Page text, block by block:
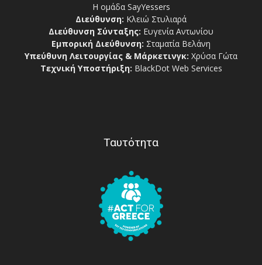
Η ομάδα SayYessers
Διεύθυνση: Κλειώ Στυλιαρά
Διεύθυνση Σύνταξης: Ευγενία Αντωνίου
Εμπορική Διεύθυνση: Σταματία Βελάνη
Υπεύθυνη Λειτουργίας & Μάρκετινγκ: Χρύσα Γώτα
Τεχνική Υποστήριξη: BlackDot Web Services
Ταυτότητα